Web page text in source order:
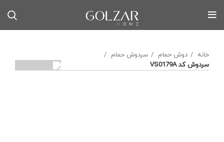
خانه دوش حمام
سردوش حمام
سردوش کد VS0179A